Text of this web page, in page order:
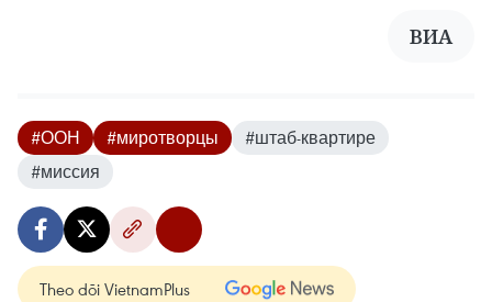
ВИА
#ООН #миротворцы
#штаб-квартире
#миссия
Theo dõi VietnamPlus